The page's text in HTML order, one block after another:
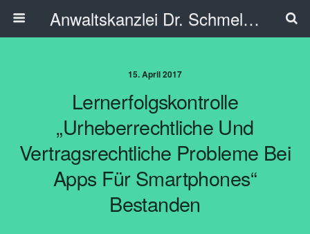
Anwaltskanzlei Dr. Schmelzer - Ahlen
15. April 2017
Lernerfolgskontrolle
„Urheberrechtliche Und
Vertragsrechtliche Probleme Bei
Apps Für Smartphones“
Bestanden